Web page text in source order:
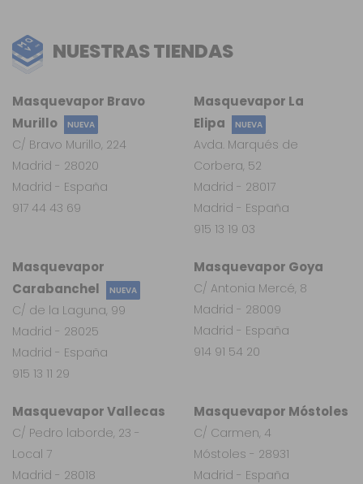
NUESTRAS TIENDAS
Masquevapor
Carabanchel
NUEVA
C/ de la Laguna, 99
Madrid - 28025
Madrid - España
915 13 11 29
Masquevapor Vallecas
C/ Pedro laborde, 23 -
Local 7
Madrid - 28018
Masquevapor Móstoles
C/ Carmen, 4
Móstoles - 28931
Madrid - España
Masquevapor Goya
C/ Antonia Mercé, 8
Madrid - 28009
Madrid - España
914 91 54 20
Masquevapor La
Elipa
NUEVA
Avda. Marqués de
Corbera, 52
Madrid - 28017
Madrid - España
915 13 19 03
Masquevapor Bravo
Murillo
NUEVA
C/ Bravo Murillo, 224
Madrid - 28020
Madrid - España
917 44 43 69